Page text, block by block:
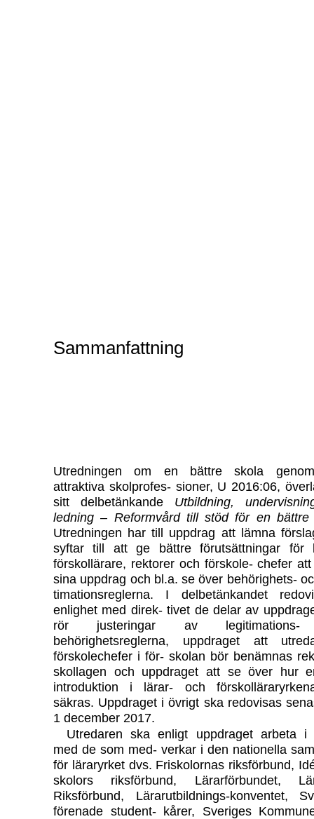
Sammanfattning
Utredningen om en bättre skola
attraktiva skolprofes- sioner, U 2016:06,
sitt delbetänkande Utbildning,
ledning – Reformvård till stöd för en bättre
Utredningen har till uppdrag att lämna
syftar till att ge bättre förutsättningar för
förskollärare, rektorer och förskole- chefer
sina uppdrag och bl.a. se över behörighets-
timationsreglerna. I delbetänkandet
enlighet med direk- tivet de delar av
rör justeringar av
behörighetsreglerna, uppdraget att
förskolechefer i för- skolan bör benämnas
skollagen och uppdraget att se över hur
introduktion i lärar- och
säkras. Uppdraget i övrigt ska redovisas
1 december 2017.
Utredaren ska enligt uppdraget arbeta i
med de som med- verkar i den nationella
för läraryrket dvs. Friskolornas riksförbund,
skolors riksförbund, Lärarförbundet,
Riksförbund, Lärarutbildnings-konventet,
förenade student- kårer, Sveriges